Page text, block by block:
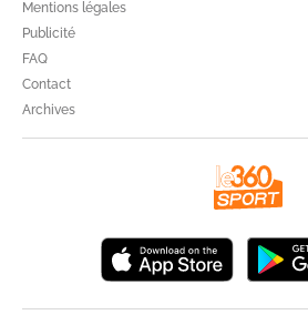
Mentions légales
Publicité
FAQ
Contact
Archives